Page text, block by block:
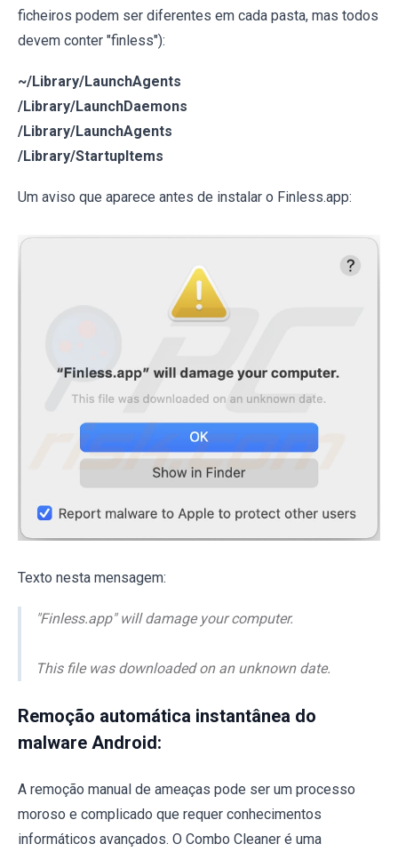
ficheiros podem ser diferentes em cada pasta, mas todos
devem conter "finless"):
~/Library/LaunchAgents
/Library/LaunchDaemons
/Library/LaunchAgents
/Library/StartupItems
Um aviso que aparece antes de instalar o Finless.app:
Texto nesta mensagem:
"Finless.app" will damage your computer.
This file was downloaded on an unknown date.
Remoção automática instantânea do
malware Android:
A remoção manual de ameaças pode ser um processo
moroso e complicado que requer conhecimentos
informáticos avançados. O Combo Cleaner é uma